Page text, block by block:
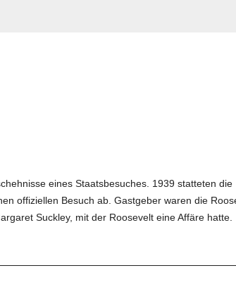
eines Staatsbesuches. 1939 statteten die
offiziellen Besuch ab. Gastgeber waren die
Suckley, mit der Roosevelt eine Affäre hatte.